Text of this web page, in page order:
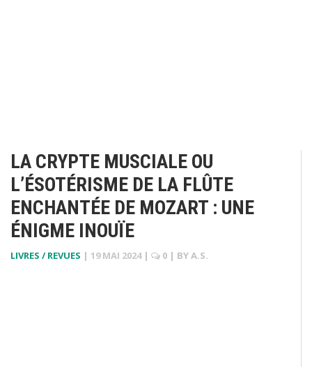
LA CRYPTE MUSCIALE OU
L’ÉSOTÉRISME DE LA FLÛTE
ENCHANTÉE DE MOZART : UNE
ÉNIGME INOUÏE
LIVRES / REVUES | 19 MAI 2024 | 0 | BYA.S.